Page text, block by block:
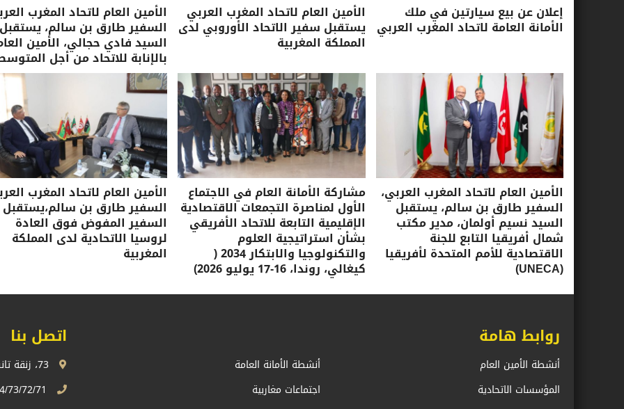
إعلان عن بيع سيارتين في ملك
الأمانة العامة لاتحاد المغرب العربي
الأمين العام لاتحاد المغرب العربي
يستقبل سفير الاتحاد الأوروبي لدى
المملكة المغربية
الأمين العام لاتحاد المغرب
السفير طارق بن سالم، يستقبل
السيد فادي حجالي، الأمين
بالإنابة للاتحاد من أجل
الأمين العام لاتحاد المغرب العربي،
السفير طارق بن سالم، يستقبل
السيد نسيم أولمان، مدير مكتب
شمال أفريقيا التابع للجنة
الاقتصادية للأمم المتحدة لأفريقيا
(UNECA)
مشاركة الأمانة العام في الاجتماع
الأول لمناصرة التجمعات الاقتصادية
الإقليمية التابعة للاتحاد الأفريقي
بشأن استراتيجية العلوم
والتكنولوجيا والابتكار 2034 (
كيغالي، روندا، 16-17 يوليو 2026)
الأمين العام لاتحاد المغرب
السفير طارق بن سالم،يستقبل
السفير المفوض فوق العادة
لروسيا الاتحادية لدى المملكة
المغربية
روابط هامة
أنشطة الأمين العام
أنشطة الأمانة العامة
المؤسسات الاتحادية
اجتماعات مغاربية
اتصل بنا